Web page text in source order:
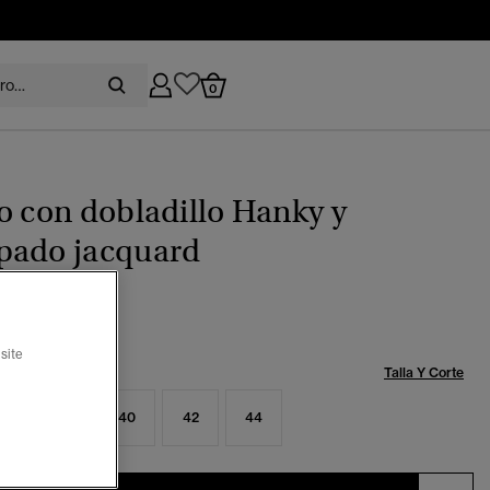
0
con dobladillo Hanky y
jacquard
Talla Y Corte
40 42 44